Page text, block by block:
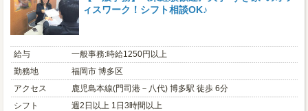
ィスワーク！シフト相談OK♪
給与
一般事務:時給1250円以上
勤務地
福岡市 博多区
アクセス
鹿児島本線(門司港－八代) 博多駅 徒歩 6分
シフト
週2日以上 1日3時間以上